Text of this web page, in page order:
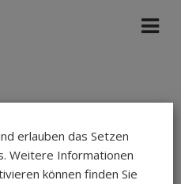
Jun 2025
erlauben das Setzen
Weitere Informationen
können finden Sie